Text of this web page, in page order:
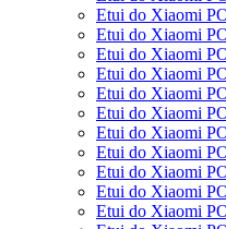
Etui do Xiaomi
Etui do Xiaomi
Etui do Xiaomi
Etui do Xiaomi
Etui do Xiaomi
Etui do Xiaomi
Etui do Xiaomi
Etui do Xiaomi
Etui do Xiaomi
Etui do Xiaomi
Etui do Xiaomi